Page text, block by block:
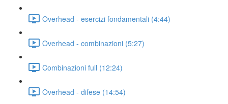
Overhead - esercizi fondamentali (4:44)
Overhead - combinazioni (5:27)
Combinazioni full (12:24)
Overhead - difese (14:54)